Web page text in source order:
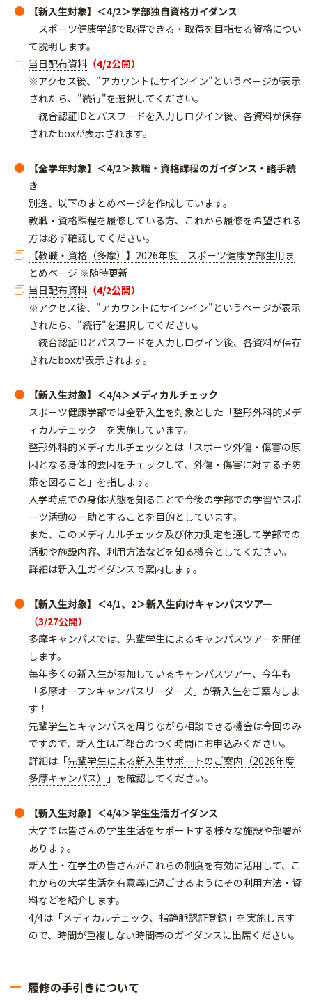
【新入生対象】＜4/2＞学部独自資格ガイダンス
スポーツ健康学部で取得できる・取得を目指せる資格につい
て説明します。
当日配布資料 （4/2公開）
※アクセス後、"アカウントにサインイン"というページが表示
されたら、"続行"を選択してください。
統合認証IDとパスワードを入力しログイン後、各資料が保存
されたboxが表示されます。
【全学年対象】＜4/2＞教職・資格課程のガイダンス・諸手続
き
別途、以下のまとめページを作成しています。
教職・資格課程を履修している方、これから履修を希望される
方は必ず確認してください。
【教職・資格（多摩）】2026年度 スポーツ健康学部生用ま
とめページ ※随時更新
当日配布資料 （4/2公開）
※アクセス後、"アカウントにサインイン"というページが表示
されたら、"続行"を選択してください。
統合認証IDとパスワードを入力しログイン後、各資料が保存
されたboxが表示されます。
【新入生対象】＜4/4＞メディカルチェック
スポーツ健康学部では全新入生を対象とした「整形外科的メデ
ィカルチェック」を実施しています。
整形外科的メディカルチェックとは「スポーツ外傷・傷害の原
因となる身体的要因をチェックして、外傷・傷害に対する予防
策を図ること」を指します。
入学時点での身体状態を知ることで今後の学部での学習やスポ
ーツ活動の一助とすることを目的としています。
また、このメディカルチェック及び体力測定を通して学部での
活動や施設内容、利用方法などを知る機会としてください。
詳細は新入生ガイダンスで案内します。
【新入生対象】＜4/1、2＞新入生向けキャンパスツアー
（3/27公開）
多摩キャンパスでは、先輩学生によるキャンパスツアーを開催
します。
毎年多くの新入生が参加しているキャンパスツアー、今年も
「多摩オープンキャンパスリーダーズ」が新入生をご案内しま
す！
先輩学生とキャンパスを周りながら相談できる機会は今回のみ
ですので、新入生はご都合のつく時間にお申込みください。
詳細は「先輩学生による新入生サポートのご案内（2026年度
多摩キャンパス）
」を確認してください。
【新入生対象】＜4/4＞学生生活ガイダンス
大学では皆さんの学生生活をサポートする様々な施設や部署が
あります。
新入生・在学生の皆さんがこれらの制度を有効に活用して、こ
れからの大学生活を有意義に過ごせるようにその利用方法・資
料などを紹介します。
4/4は「メディカルチェック、指静脈認証登録」を実施します
ので、時間が重複しない時間帯のガイダンスに出席ください。
履修の手引きについて